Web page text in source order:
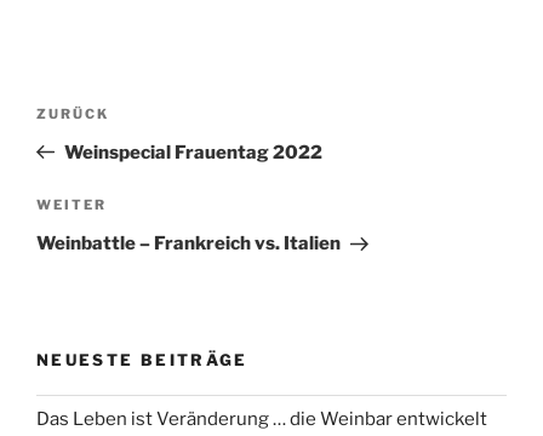
Beitragsnavigation
Vorheriger
Beitrag
ZURÜCK
Weinspecial Frauentag 2022
Nächster
Beitrag
WEITER
Weinbattle – Frankreich vs. Italien
NEUESTE BEITRÄGE
Das Leben ist Veränderung … die Weinbar entwickelt